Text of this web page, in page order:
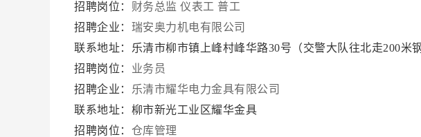
招聘岗位： 财务总监 仪表工 普工
招聘企业： 瑞安奥力机电有限公司
联系地址：乐清市柳市镇上峰村峰华路30号（交警大队往北走200米
招聘岗位： 业务员
招聘企业： 乐清市耀华电力金具有限公司
联系地址：柳市新光工业区耀华金具
招聘岗位： 仓库管理